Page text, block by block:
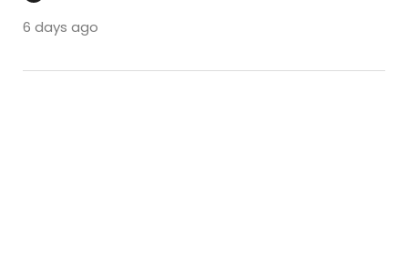
6 days ago